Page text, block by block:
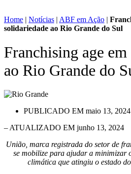
Home | Notícias | ABF em Ação |
solidariedade ao Rio Grande do Sul
Franchising age
ao Rio Grande do
PUBLICADO EM maio 13, 2024
– ATUALIZADO EM junho 13, 2024
União, marca registrada do setor de
se mobilize para ajudar a minimizar
climática que atingiu o estado